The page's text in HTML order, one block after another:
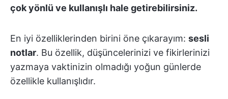
çok yönlü ve kullanışlı hale getirebilirsiniz.
En iyi özelliklerinden birini öne çıkarayım: sesli
notlar. Bu özellik, düşüncelerinizi ve fikirlerinizi
yazmaya vaktinizin olmadığı yoğun günlerde
özellikle kullanışlıdır.